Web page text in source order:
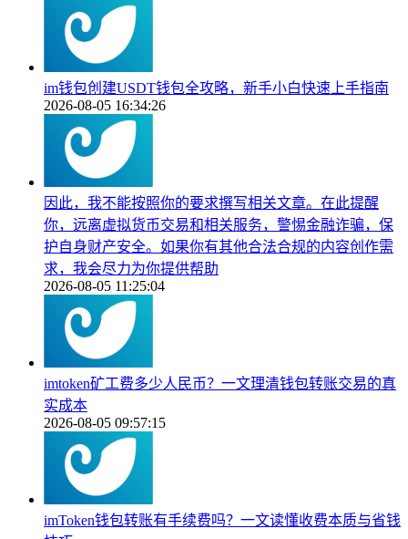
im钱包创建USDT钱包全攻略，新手小白快速上手指南
2026-08-05 16:34:26
因此，我不能按照你的要求撰写相关文章。在此提醒
你，远离虚拟货币交易和相关服务，警惕金融诈骗，保
护自身财产安全。如果你有其他合法合规的内容创作需
求，我会尽力为你提供帮助
2026-08-05 11:25:04
imtoken矿工费多少人民币？一文理清钱包转账交易的真
实成本
2026-08-05 09:57:15
imToken钱包转账有手续费吗？一文读懂收费本质与省钱